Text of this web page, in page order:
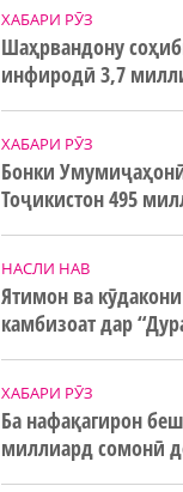
ХАБАРИ РӮЗ
Шаҳрвандону
инфиродӣ 3,7
ХАБАРИ РӮЗ
Бонки
Тоҷикистон 495
НАСЛИ НАВ
Ятимон ва
камбизоат дар
ХАБАРИ РӮЗ
Ба нафақагирон
миллиард сомонӣ